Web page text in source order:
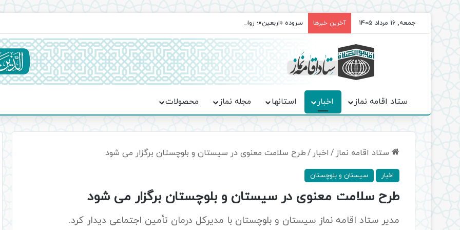
جمعه, 16 مرداد 1405 آخرین خبرها سروده‌ «اربعین»؛ روایت حماسه، استقامت و تمدن‌سازی امت اسلامی
ستاد اقامه نماز اخبار استانها مجله نماز محصولات
ستاد اقامه نماز / اخبار /طرح سلامت معنوی در سیستان و بلوچستان برگزار می شود
اخبار سیستان و بلوچستان
طرح سلامت معنوی در سیستان و بلوچستان برگزار می شود
مدیر ستاد اقامه نماز سیستان و بلوچستان با مدیرکل درمان تأمین اجتماعی دیدار کرد.